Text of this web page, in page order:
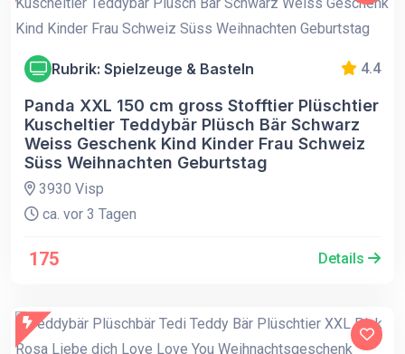
Rubrik: Spielzeuge & Basteln 4.4
Panda XXL 150 cm gross Stofftier Plüschtier
Kuscheltier Teddybär Plüsch Bär Schwarz
Weiss Geschenk Kind Kinder Frau Schweiz
Süss Weihnachten Geburtstag
3930 Visp
ca. vor 3 Tagen
175 Details